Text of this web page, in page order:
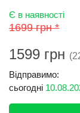
Є в наявності
1699 грн *
1599 грн
Відправимо:
сьогодні